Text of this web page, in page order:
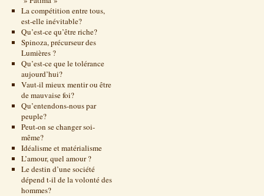
La compétition entre tous,
est-elle inévitable?
Qu’est-ce qu’être riche?
Spinoza, précurseur des
Lumières ?
Qu’est-ce que le tolérance
aujourd’hui?
Vaut-il mieux mentir ou être
de mauvaise foi?
Qu’entendons-nous par
peuple?
Peut-on se changer soi-
même?
Idéalisme et matérialisme
L’amour, quel amour ?
Le destin d’une société
dépend t-il de la volonté des
hommes?